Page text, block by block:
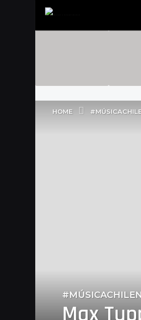
HOME
3
m